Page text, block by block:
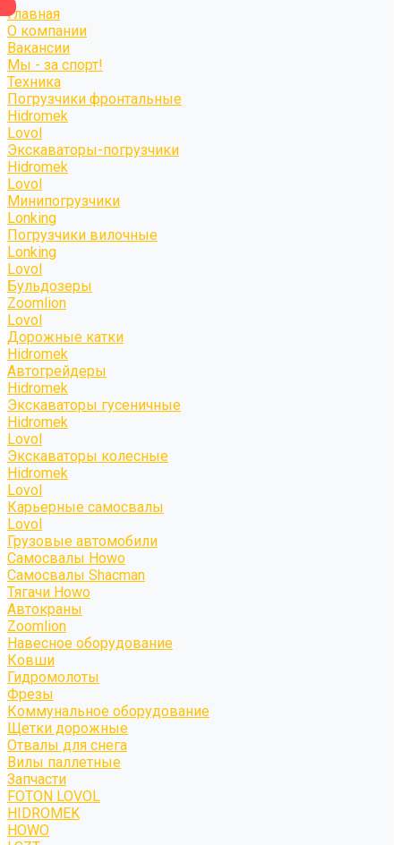
Главная
О компании
Вакансии
Мы - за спорт!
Техника
Погрузчики фронтальные
Hidromek
Lovol
Экскаваторы-погрузчики
Hidromek
Lovol
Минипогрузчики
Lonking
Погрузчики вилочные
Lonking
Lovol
Бульдозеры
Zoomlion
Lovol
Дорожные катки
Hidromek
Автогрейдеры
Hidromek
Экскаваторы гусеничные
Hidromek
Lovol
Экскаваторы колесные
Hidromek
Lovol
Карьерные самосвалы
Lovol
Грузовые автомобили
Самосвалы Howo
Самосвалы Shacman
Тягачи Howo
Автокраны
Zoomlion
Навесное оборудование
Ковши
Гидромолоты
Фрезы
Коммунальное оборудование
Щетки дорожные
Отвалы для снега
Вилы паллетные
Запчасти
FOTON LOVOL
HIDROMEK
HOWO